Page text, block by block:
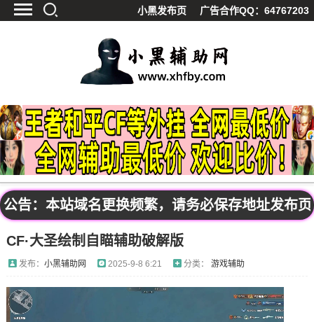
小黑发布页 广告合作QQ：64767203
精品软件
源码分享
资源宝库
影视解析
站内公告
告：本站域名更换频繁，请务必保存地址发布
CF·大圣绘制自瞄辅助破解版
发布： 小黑辅助网 2025-9-8 6:21 分类： 游戏辅助